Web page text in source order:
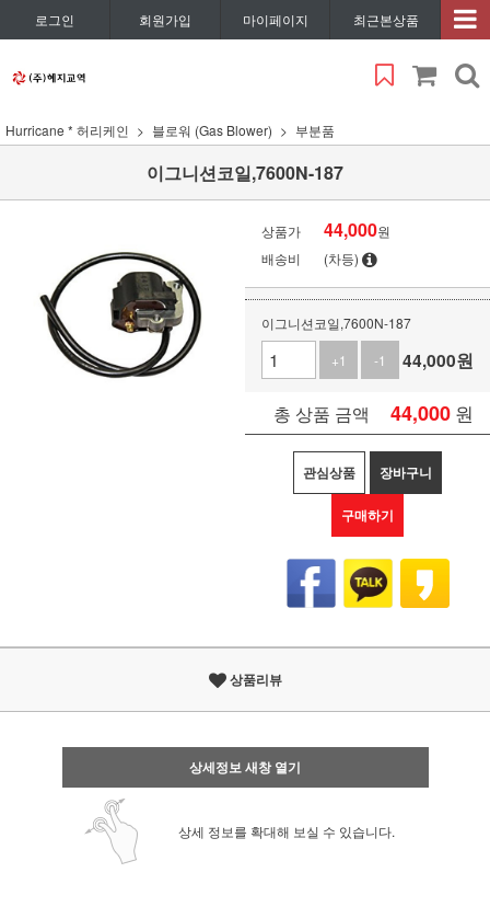
로그인 회원가입 마이페이지 최근본상품
Hurricane * 허리케인 블로워 (Gas Blower) 부분품
이그니션코일,7600N-187
상품가 44,000원
배송비
(차등)
이그니션코일,7600N-187
+1
-1 44,000원
총 상품 금액 44,000 원
관심상품 장바구니
구매하기
상품리뷰
상세정보 새창 열기
상세 정보를 확대해 보실 수 있습니다.